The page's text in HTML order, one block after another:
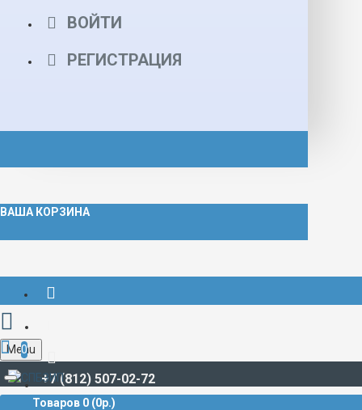
ВОЙТИ
РЕГИСТРАЦИЯ
ВАША КОРЗИНА
+7 (812) 507-02-72
Menu
0
Товаров 0 (0р.)СВЕТОТЕХНИЧЕСКАЯ ПРОДУКЦИЯ